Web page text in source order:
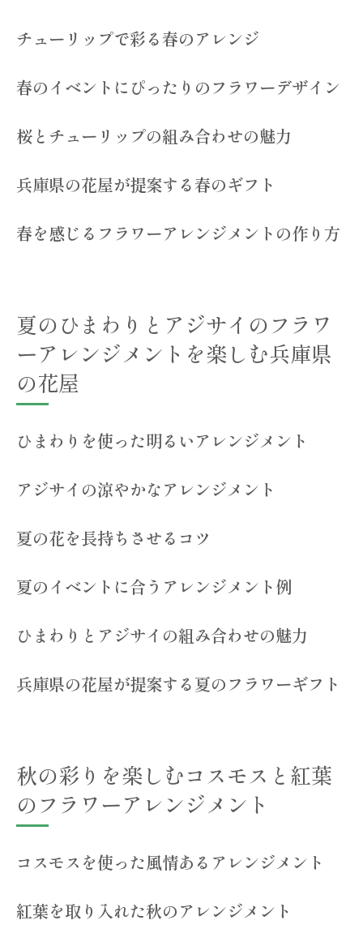
兵庫県の花屋が提案する秋のギフト
方
特別な日のためのオーダーメイドフラワーアレ
ンジメントを兵庫県の花屋で
オーダーメイドの魅力とそのプロセス
ント
大切なシーンに合う花選びのポイント
感動を届けるオーダーメイドフラワーギフ
ト
のフラワーアレンジメント
ト
ント
イン
ト
セレモニーに合わせた花選びのポイント
ワーアレンジメント
春の訪れを感じるフラワーアレンジメント
秋の深まりを楽しむフラワーデザイン
季節ごとの花屋のおすすめアレンジメント
チューリップで彩る春のアレンジ
春のイベントにぴったりのフラワーデザイン
桜とチューリップの組み合わせの魅力
兵庫県の花屋が提案する春のギフト
春を感じるフラワーアレンジメントの作り方
夏のひまわりとアジサイのフラワ
ーアレンジメントを楽しむ兵庫県
の花屋
ひまわりを使った明るいアレンジメント
アジサイの涼やかなアレンジメント
夏の花を長持ちさせるコツ
夏のイベントに合うアレンジメント例
ひまわりとアジサイの組み合わせの魅力
兵庫県の花屋が提案する夏のフラワーギフト
秋の彩りを楽しむコスモスと紅葉
のフラワーアレンジメント
コスモスを使った風情あるアレンジメント
紅葉を取り入れた秋のアレンジメント